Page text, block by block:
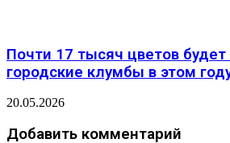
Почти 17 тысяч цветов
городские клумбы в этом
20.05.2026
Добавить комментарий